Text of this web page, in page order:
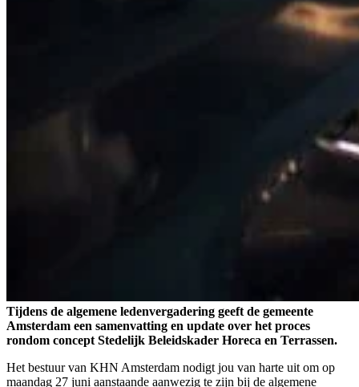
Tijdens de algemene ledenvergadering geeft de gemeente
Amsterdam een samenvatting en update over het proces
rondom concept Stedelijk Beleidskader Horeca en Terrassen.
Het bestuur van KHN Amsterdam nodigt jou van harte uit om op
maandag 27 juni aanstaande aanwezig te zijn bij de algemene